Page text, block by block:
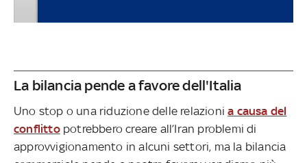
La bilancia pende a favore dell'Italia
Uno stop o una riduzione delle relazionia causa del
conflittopotrebbero creare all’Iran problemi di
approvvigionamento in alcuni settori, ma la bilancia